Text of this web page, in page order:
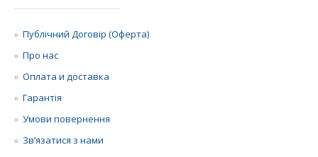
Публічний Договір (Оферта)
Про нас
Оплата и доставка
Гарантія
Умови повернення
Зв’язатися з нами